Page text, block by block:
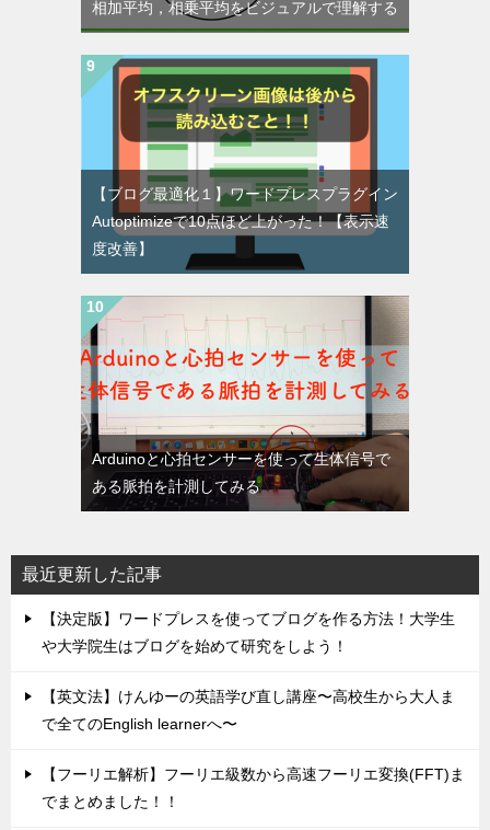
相加平均，相乗平均をビジュアルで理解する
【ブログ最適化１】ワードプレスプラグイン
Autoptimizeで10点ほど上がった！【表示速
度改善】
Arduinoと心拍センサーを使って生体信号で
ある脈拍を計測してみる
最近更新した記事
【決定版】ワードプレスを使ってブログを作る方法！大学生
や大学院生はブログを始めて研究をしよう！
【英文法】けんゆーの英語学び直し講座〜高校生から大人ま
で全てのEnglish learnerへ〜
【フーリエ解析】フーリエ級数から高速フーリエ変換(FFT)ま
でまとめました！！